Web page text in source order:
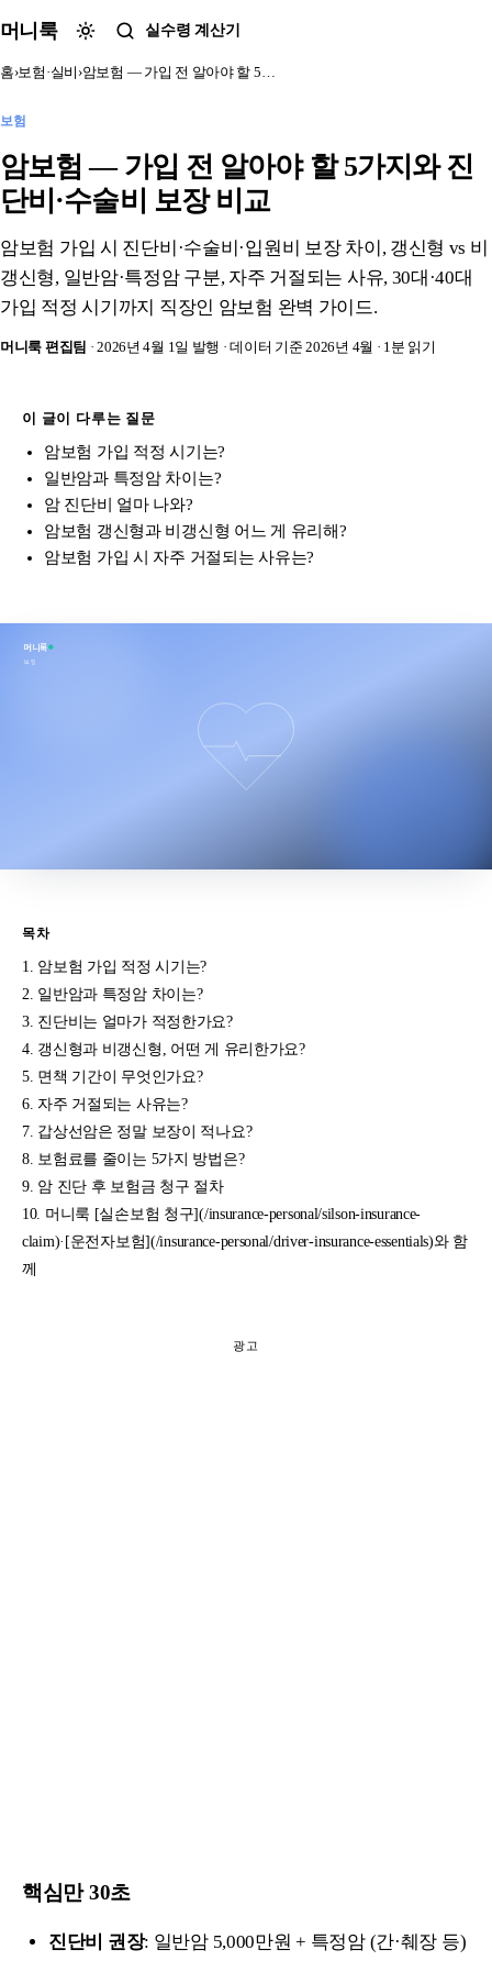
머니룩 실수령 계산기
홈›보험·실비 ›암보험 — 가입 전 알아야 할 5…
보험
암보험 — 가입 전 알아야 할 5가지와 진
단비·수술비 보장 비교
암보험 가입 시 진단비·수술비·입원비 보장 차이, 갱신형 vs 비
갱신형, 일반암·특정암 구분, 자주 거절되는 사유, 30대·40대
가입 적정 시기까지 직장인 암보험 완벽 가이드.
머니룩 편집팀 · 2026년 4월 1일 발행 · 데이터 기준 2026년 4월 · 1분 읽기
이 글이 다루는 질문
암보험 가입 적정 시기는?
일반암과 특정암 차이는?
암 진단비 얼마 나와?
암보험 갱신형과 비갱신형 어느 게 유리해?
암보험 가입 시 자주 거절되는 사유는?
머니룩
보험
목차
암보험 가입 적정 시기는?
일반암과 특정암 차이는?
진단비는 얼마가 적정한가요?
갱신형과 비갱신형, 어떤 게 유리한가요?
면책 기간이 무엇인가요?
자주 거절되는 사유는?
갑상선암은 정말 보장이 적나요?
보험료를 줄이는 5가지 방법은?
암 진단 후 보험금 청구 절차
머니룩 [실손보험 청구](/insurance-personal/silson-insurance-
claim)·[운전자보험](/insurance-personal/driver-insurance-essentials)와 함
께
광고
핵심만 30초
진단비 권장: 일반암 5,000만원 + 특정암 (간·췌장 등)